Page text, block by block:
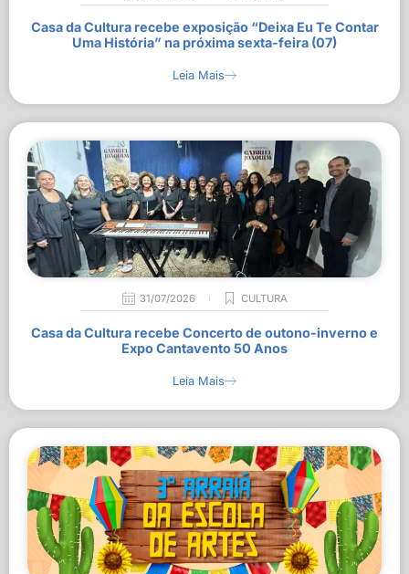
Casa da Cultura recebe exposição “Deixa Eu Te Contar
Uma História” na próxima sexta-feira (07)
Leia Mais
31/07/2026 CULTURA
Casa da Cultura recebe Concerto de outono-inverno e
Expo Cantavento 50 Anos
Leia Mais